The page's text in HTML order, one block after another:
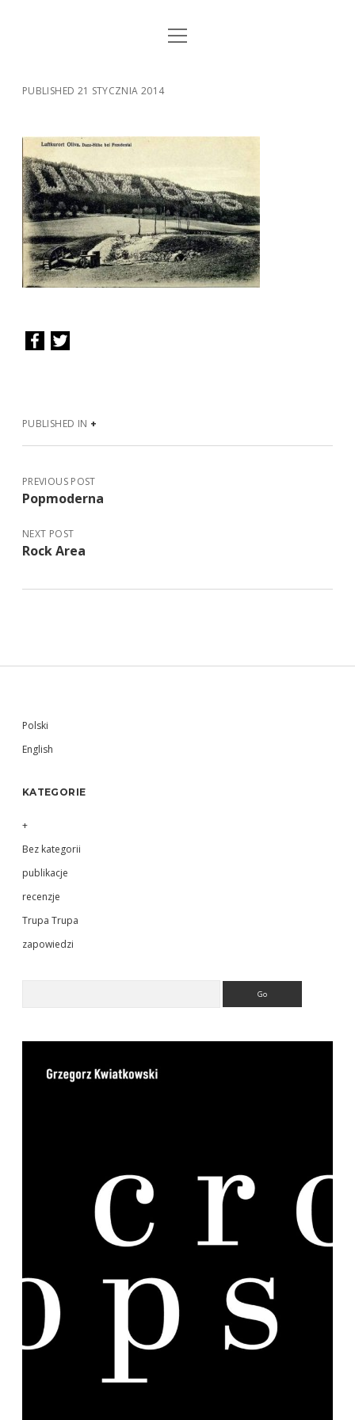
STRONA GŁÓWNA
BIO / KONTAKT
open
PUBLISHED 21 STYCZNIA 2014
PUBLISHED IN +
PREVIOUS POST
Popmoderna
NEXT POST
Rock Area
Sidebar
Polski
English
KATEGORIE
+
Bez kategorii
publikacje
recenzje
Trupa Trupa
zapowiedzi